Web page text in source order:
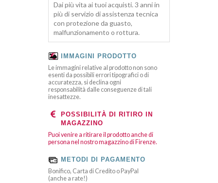
Dai più vita ai tuoi acquisti. 3 anni in
più di servizio di assistenza tecnica
con protezione da guasto,
malfunzionamento o rottura.
IMMAGINI PRODOTTO
Le immagini relative al prodotto non sono
esenti da possibili errori tipografici o di
accuratezza, si declina ogni
responsabilità dalle conseguenze di tali
inesattezze.
POSSIBILITÀ DI RITIRO IN
MAGAZZINO
Puoi venire a ritirare il prodotto anche di
persona nel nostro magazzino di Firenze.
METODI DI PAGAMENTO
Bonifico, Carta di Credito o PayPal
(anche a rate!)